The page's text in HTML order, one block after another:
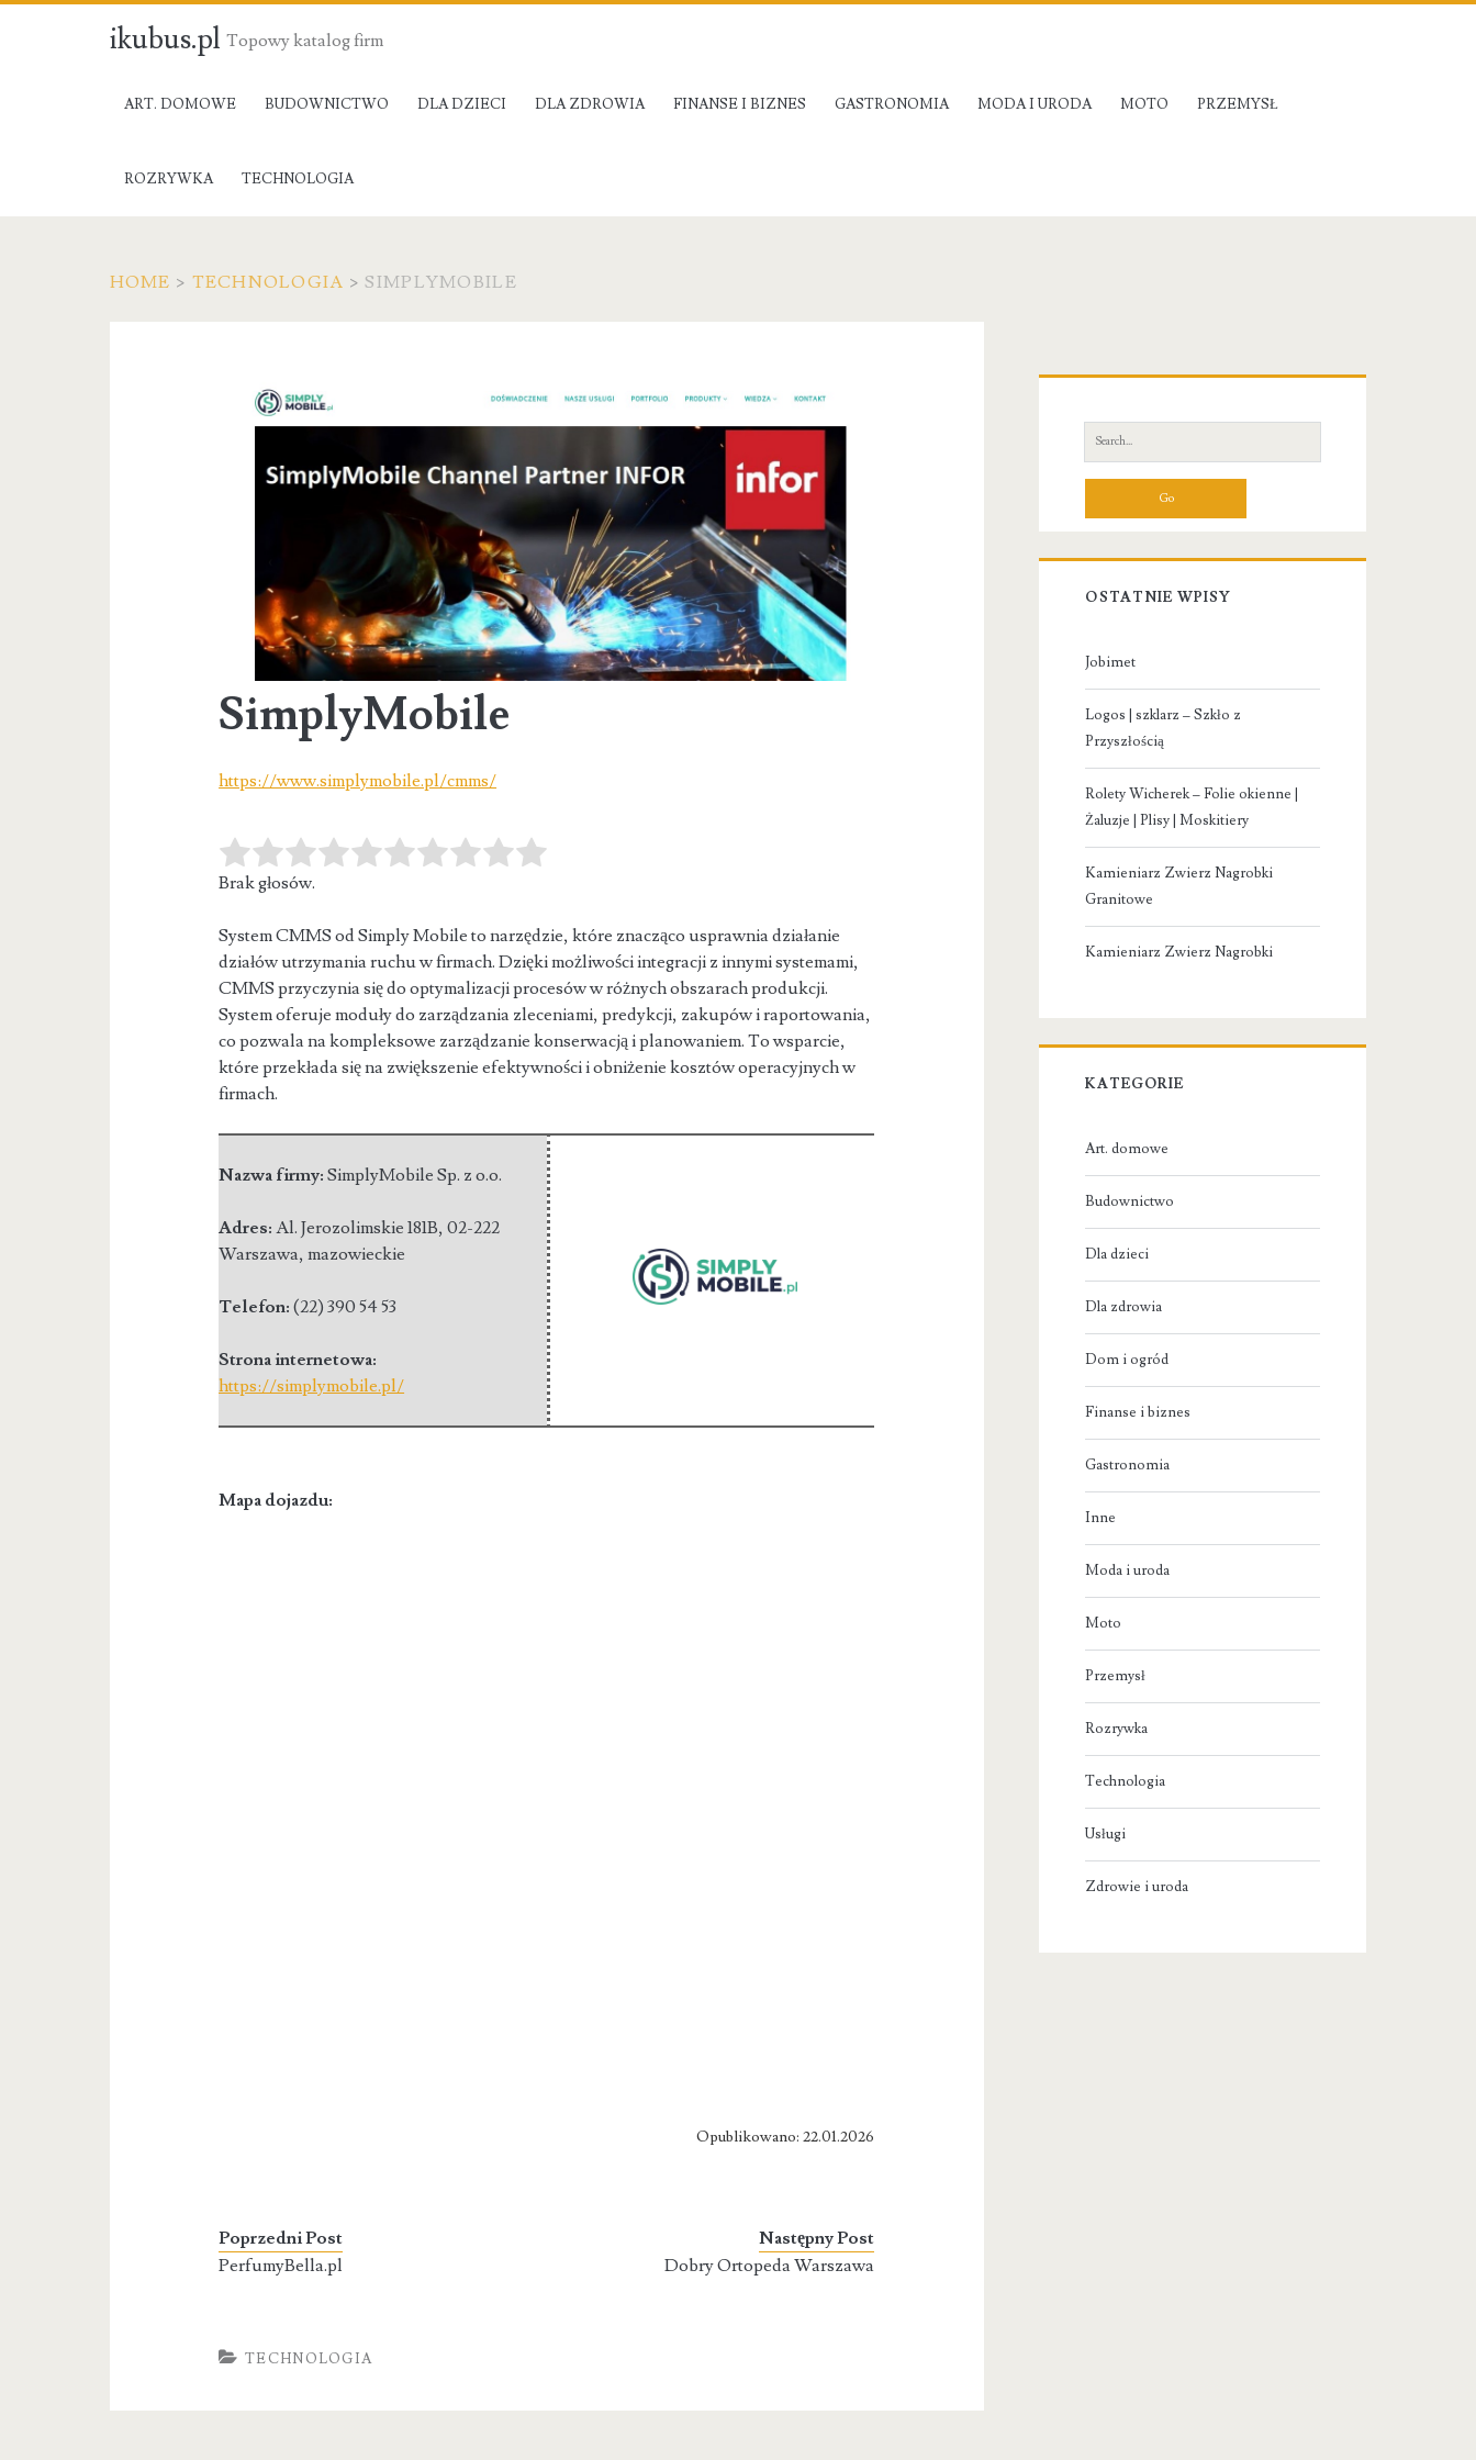
ikubus.pl Topowy katalog firm
ART. DOMOWE BUDOWNICTWO DLA DZIECI DLA ZDROWIA FINANSE I BIZNES GASTRONOMIA MODA I URODA MOTO PRZEMYSŁ
ROZRYWKA TECHNOLOGIA
HOME > TECHNOLOGIA >SIMPLYMOBILE
SimplyMobile
https://www.simplymobile.pl/cmms/
Brak głosów.
System CMMS od Simply Mobile to narzędzie, które znacząco usprawnia działanie
działów utrzymania ruchu w firmach. Dzięki możliwości integracji z innymi systemami,
CMMS przyczynia się do optymalizacji procesów w różnych obszarach produkcji.
System oferuje moduły do zarządzania zleceniami, predykcji, zakupów i raportowania,
co pozwala na kompleksowe zarządzanie konserwacją i planowaniem. To wsparcie,
które przekłada się na zwiększenie efektywności i obniżenie kosztów operacyjnych w
firmach.
Nazwa firmy:SimplyMobile Sp. z o.o.
Adres:Al. Jerozolimskie 181B,02-222
Warszawa,mazowieckie
Telefon:(22) 390 54 53
Strona internetowa:
https://simplymobile.pl/
Mapa dojazdu:
Opublikowano: 22.01.2026
Poprzedni Post
PerfumyBella.pl
Następny Post
Dobry Ortopeda Warszawa
TECHNOLOGIA
Sidebar
Search
for:
OSTATNIE WPISY
Jobimet
Logos | szklarz – Szkło z
Przyszłością
Rolety Wicherek – Folie okienne |
Żaluzje | Plisy | Moskitiery
Kamieniarz Zwierz Nagrobki
Granitowe
Kamieniarz Zwierz Nagrobki
KATEGORIE
Art. domowe
Budownictwo
Dla dzieci
Dla zdrowia
Dom i ogród
Finanse i biznes
Gastronomia
Inne
Moda i uroda
Moto
Przemysł
Rozrywka
Technologia
Usługi
Zdrowie i uroda